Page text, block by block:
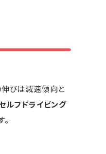
びは減速傾向と
ルフドライビング